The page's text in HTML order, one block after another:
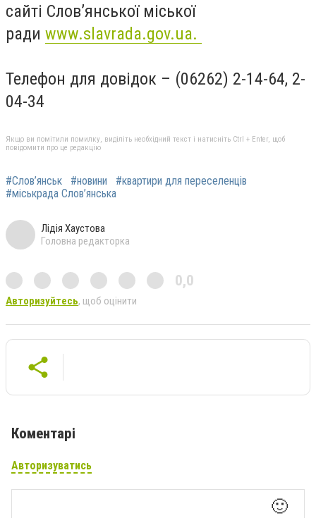
сайті Слов’янської міської
ради www.slavrada.gov.ua.
Телефон для довідок – (06262) 2-14-64, 2-
04-34
Якщо ви помітили помилку, виділіть необхідний текст і натисніть Ctrl + Enter, щоб
повідомити про це редакцію
#Слов’янськ #новини
#квартири для переселенців
#міськрада Слов’янська
Лідія Хаустова
Головна редакторка
0,0
Авторизуйтесь, щоб оцінити
Коментарі
Авторизуватись
🙂